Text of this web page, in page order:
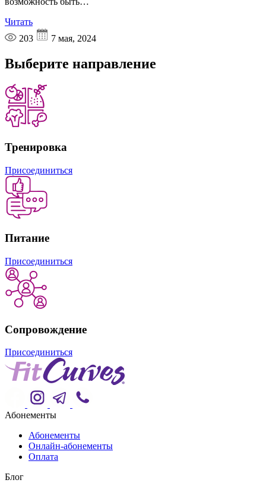
Читать
203
7 мая, 2024
Выберите направление
Тренировка
Присоединиться
Питание
Присоединиться
Сопровождение
Присоединиться
Абонементы
Абонементы
Онлайн-абонементы
Оплата
Блог